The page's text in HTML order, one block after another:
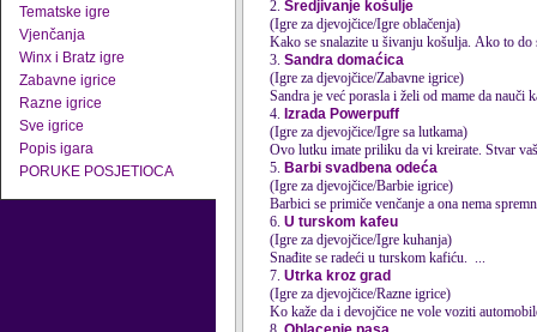
Tematske igre
Vjenčanja
Winx i Bratz igre
Zabavne igrice
Razne igrice
Sve igrice
Popis igara
PORUKE POSJETIOCA
2. Sredjivanje košulje
(Igre za djevojčice/Igre oblačenja)
Kako se snalazite u šivanju košulja. Ako to do
3. Sandra domaćica
(Igre za djevojčice/Zabavne igrice)
Sandra je već porasla i želi od mame da nauči
4. Izrada Powerpuff
(Igre za djevojčice/Igre sa lutkama)
Ovo lutku imate priliku da vi kreirate. Stvar
5. Barbi svadbena odeća
(Igre za djevojčice/Barbie igrice)
Barbici se primiče venčanje a ona nema
6. U turskom kafeu
(Igre za djevojčice/Igre kuhanja)
Snađite se radeći u turskom kafiću. ...
7. Utrka kroz grad
(Igre za djevojčice/Razne igrice)
Ko kaže da i devojčice ne vole voziti